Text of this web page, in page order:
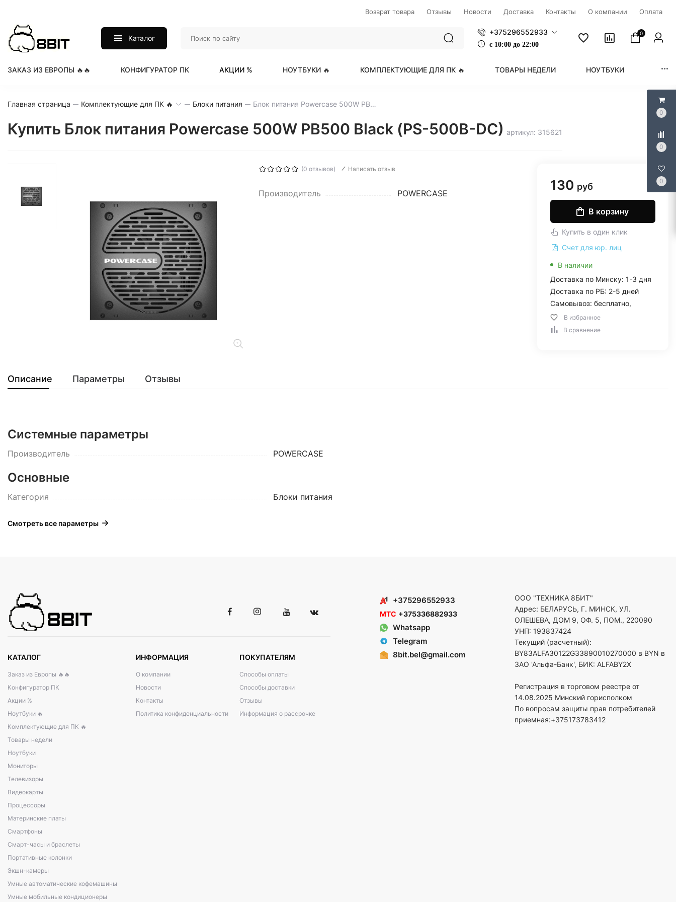
0
0
0
Возврат товара Отзывы Новости Доставка Контакты О компании Оплата
Каталог
+375296552933
с 1 0:00 до 22:00
0
ЗАКАЗ ИЗ ЕВРОПЫ 🔥🔥 КОНФИГУРАТОР ПК АКЦИИ % НОУТБУКИ 🔥 КОМПЛЕКТУЮЩИЕ ДЛЯ ПК 🔥 ТОВАРЫ НЕДЕЛИ НОУТБУКИ
Главная страница Комплектующие для ПК 🔥 Блоки питания Блок питания Powercase 500W PB500 Black (PS-500B-DC)
Купить Блок питания Powercase 500W PB500 Black (PS-500B-DC) артикул: 315621
(0 отзывов) Написать отзыв
Производитель POWERCASE
130 руб
В корзину
Купить в один клик
Счет для юр. лиц
В наличии
Доставка по Минску: 1-3 дня
Доставка по РБ: 2-5 дней
Самовывоз: бесплатно,
В избранное
В сравнение
Описание Параметры Отзывы
Системные параметры
Производитель POWERCASE
Основные
Категория Блоки питания
Смотреть все параметры
КАТАЛОГ
Заказ из Европы 🔥🔥
Конфигуратор ПК
Акции %
Ноутбуки 🔥
Комплектующие для ПК 🔥
Товары недели
Ноутбуки
Мониторы
Телевизоры
Видеокарты
Процессоры
Материнские платы
Смартфоны
Смарт-часы и браслеты
Портативные колонки
Экшн-камеры
Умные автоматические кофемашины
Умные мобильные кондиционеры
ИНФОРМАЦИЯ
О компании
Новости
Контакты
Политика конфиденциальности
ПОКУПАТЕЛЯМ
Способы оплаты
Способы доставки
Отзывы
Информация о рассрочке
+375296552933
МТС +375336882933
Whatsapp
Telegram
8bit.bel@gmail.com
ООО "ТЕХНИКА 8БИТ"
Адрес: БЕЛАРУСЬ, Г. МИНСК, УЛ.
ОЛЕШЕВА, ДОМ 9, ОФ. 5, ПОМ., 220090
УНП: 193837424
Текущий (расчетный):
BY83ALFA30122G33890010270000 в BYN в
ЗАО 'Альфа-Банк', БИК: ALFABY2X
Регистрация в торговом реестре от
14.08.2025 Минский горисполком
По вопросам защиты прав потребителей
приемная:+375173783412